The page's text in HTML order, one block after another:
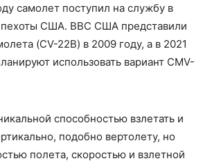
самолет поступил на службу в
пехоты США. ВВС США представили
(CV-22B) в 2009 году, а в 2021
использовать вариант CMV-
способностью взлетать и
подобно вертолету, но
полета, скоростью и взлетной